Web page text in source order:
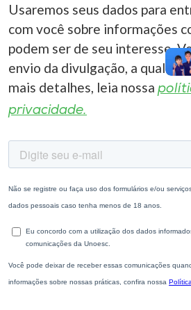
Usaremos seus dados para
com você sobre informações
podem ser de seu interesse.
envio da divulgação, a
mais detalhes, leia nossa
privacidade.